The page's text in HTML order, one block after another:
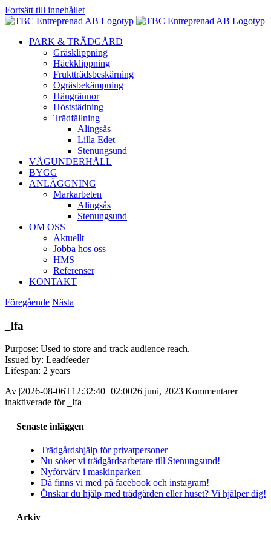
Fortsätt till innehållet
PARK & TRÄDGÅRD
Gräsklippning
Häckklippning
Fruktträdsbeskärning
Ogräsbekämpning
Hängrännor
Höststädning
Trädfällning
Alingsås
Lilla Edet
Stenungsund
VÄGUNDERHÅLL
BYGG
ANLÄGGNING
Markarbeten
Alingsås
Stenungsund
OM OSS
Aktuellt
Jobba hos oss
HMS
Referenser
KONTAKT
Föregående Nästa
_lfa
Purpose: Used to store and track audience reach.
Issued by: Leadfeeder
Lifespan: 2 years
Av |2026-08-06T12:32:40+02:0026 juni, 2023|Kommentarer
inaktiverade för _lfa
Senaste inläggen
Trädgårdshjälp för privatpersoner
Nu söker vi trädgårdsarbetare till Stenungsund!
Nyförvärv i maskinparken
Då finns vi med på facebook och instagram!
Önskar du hjälp med trädgården eller huset? Vi hjälper dig!
Arkiv